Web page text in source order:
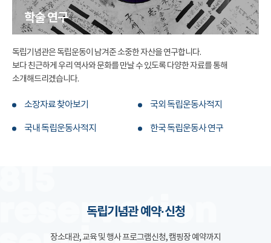
학술 연구
독립기념관은 독립운동이 남겨준 소중한 자산을 연구합니다.
보다 친근하게 우리 역사와 문화를 만날 수 있도록 다양한 자료를 통해
소개해드리겠습니다.
소장자료 찾아보기 국외 독립운동사적지
국내 독립운동사적지 한국 독립운동사 연구
독립기념관 예약·신청
장소대관, 교육 및 행사 프로그램신청, 캠핑장 예약까지